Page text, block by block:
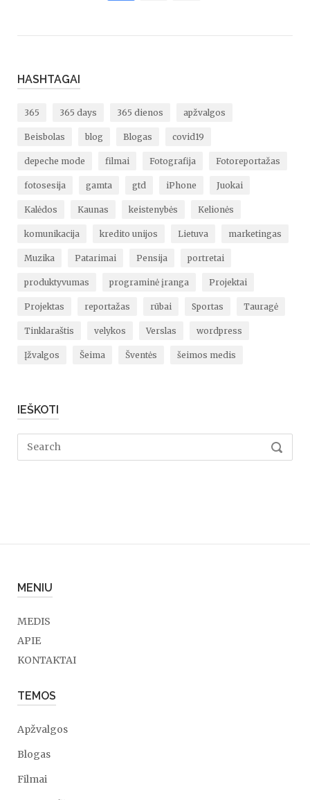
HASHTAGAI
365 365 days 365 dienos apžvalgos
Beisbolas blog Blogas covid19
depeche mode filmai Fotografija Fotoreportažas
fotosesija gamta gtd iPhone Juokai
Kalėdos Kaunas keistenybės Kelionės
komunikacija kredito unijos Lietuva marketingas
Muzika Patarimai Pensija portretai
produktyvumas programinė įranga Projektai
Projektas reportažas rūbai Sportas Tauragė
Tinklaraštis velykos Verslas wordpress
Įžvalgos Šeima Šventės šeimos medis
IEŠKOTI
Search
MENIU
MEDIS
APIE
KONTAKTAI
TEMOS
Apžvalgos
Blogas
Filmai